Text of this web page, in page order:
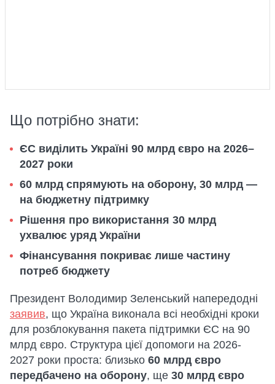
Що потрібно знати:
ЄС виділить Україні 90 млрд євро на 2026–
2027 роки
60 млрд спрямують на оборону, 30 млрд —
на бюджетну підтримку
Рішення про використання 30 млрд
ухвалює уряд України
Фінансування покриває лише частину
потреб бюджету
Президент Володимир Зеленський напередодні
заявив, що Україна виконала всі необхідні кроки
для розблокування пакета підтримки ЄС на 90
млрд євро. Структура цієї допомоги на 2026-
2027 роки проста: близько 60 млрд євро
передбачено на оборону, ще 30 млрд євро